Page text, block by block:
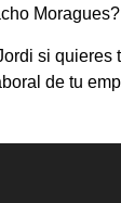
Moragues?
si quieres
de tu